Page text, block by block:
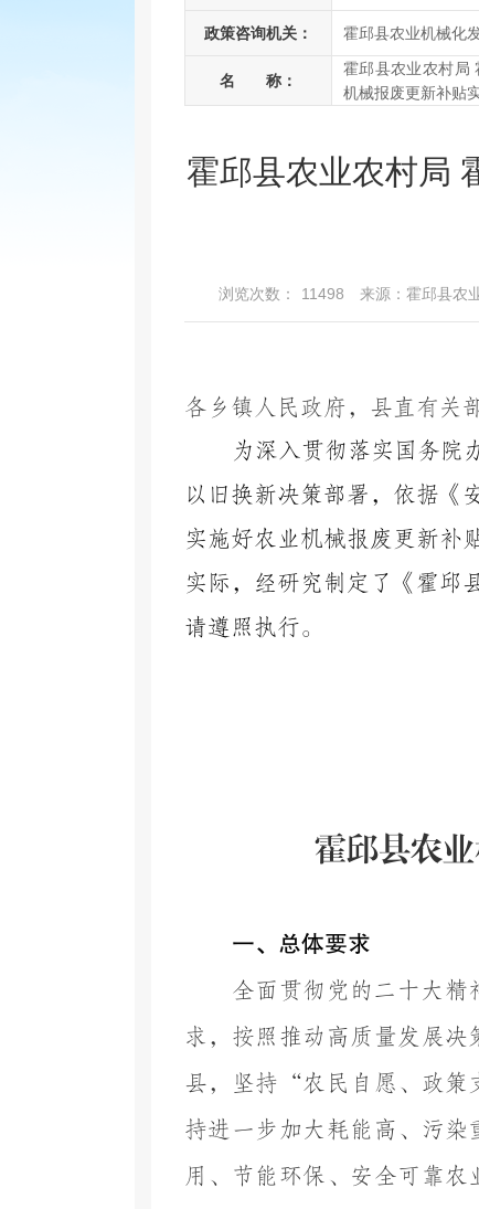
政策咨询机关： 霍邱县农业机械化
名 称：
霍邱县农业农村局
机械报废更新补贴
霍邱县农业农村局
浏览次数： 11498 来源：霍邱县农
各乡镇人民政府，县直有关
为深入贯彻落实国务院
以旧换新决策部署，依据《
实施好农业机械报废更新补
实际，经研究制定了《霍邱
请遵照执行。
霍邱县农
一、总体要求
全面贯彻党的二十大精
求，按照推动高质量发展
县，坚持 “农民自愿、政策
持进一步加大耗能高、污染
用、节能环保、安全可靠